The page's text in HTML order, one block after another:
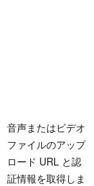
音声またはビデオ
ファイルのアップ
ロード URL と認
証情報を取得しま